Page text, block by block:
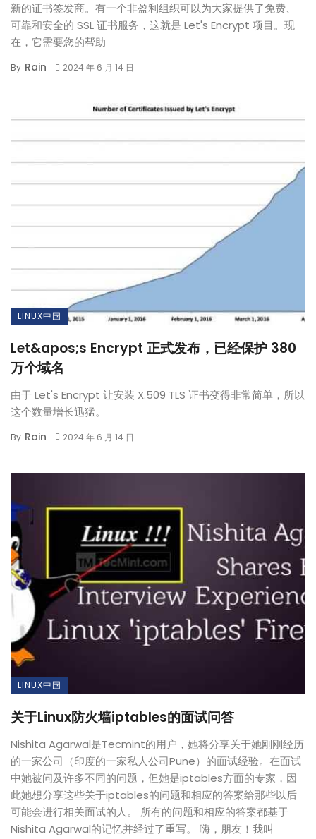
新的证书签发商。有一个非盈利组织可以为大家提供了免费、
可靠和安全的 SSL 证书服务，这就是 Let's Encrypt 项目。现
在，它需要您的帮助
By Rain 2024 年 6 月 14 日
LINUX中国
Let&apos;s Encrypt 正式发布，已经保护 380
万个域名
由于 Let's Encrypt 让安装 X.509 TLS 证书变得非常简单，所以
这个数量增长迅猛。
By Rain 2024 年 6 月 14 日
LINUX中国
关于Linux防火墙iptables的面试问答
Nishita Agarwal是Tecmint的用户，她将分享关于她刚刚经历
的一家公司（印度的一家私人公司Pune）的面试经验。在面试
中她被问及许多不同的问题，但她是iptables方面的专家，因
此她想分享这些关于iptables的问题和相应的答案给那些以后
可能会进行相关面试的人。 所有的问题和相应的答案都基于
Nishita Agarwal的记忆并经过了重写。 嗨，朋友！我叫